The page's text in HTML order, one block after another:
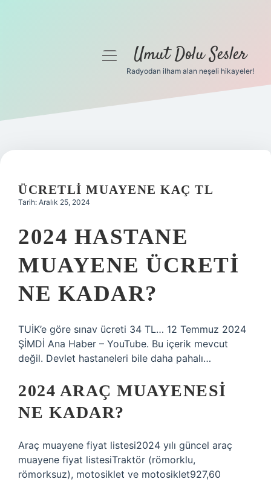
Gizlilik Politikası
Yasal Uyarı
menüyüUmut Dolu Sesler
Radyodan ilham alan neşeli hikayeler!
ÜCRETLI MUAYENE KAÇ TL
Tarih: Aralık 25, 2024
2024 HASTANE
MUAYENE ÜCRETI
NE KADAR?
TUİK’e göre sınav ücreti 34 TL… 12 Temmuz 2024
ŞİMDİ Ana Haber – YouTube. Bu içerik mevcut
değil. Devlet hastaneleri bile daha pahalı…
2024 ARAÇ MUAYENESI
NE KADAR?
Araç muayene fiyat listesi2024 yılı güncel araç
muayene fiyat listesiTraktör (römorklu,
römorksuz), motosiklet ve motosiklet927,60